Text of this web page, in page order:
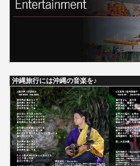
沖縄旅行には沖縄の音楽を♪